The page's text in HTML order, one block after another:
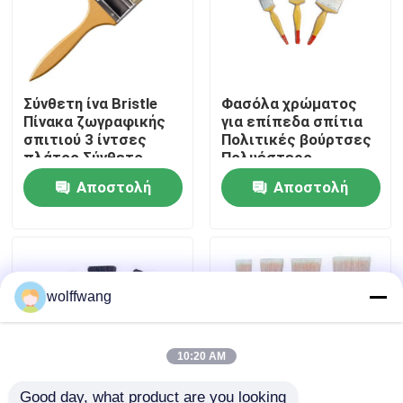
Γύρος εργοστασίων
Ποιοτικός έλεγχος
επαφή
Όλες οι περιπτώσεις
Βούρτσα συνθετικού νήματος
Σύνθετη ίνα Bristle
Πίνακα ζωγραφικής
σπιτιού 3 ίντσες
πλάτος Σύνθετο
υλικό bristle
Σχεδιασμένο για
ομαλά φινίρισμα
Αποστολή
Φασόλα χρώματος
για επίπεδα σπίτια
Πολιτικές βούρτσες
Πολυέστερο
ανθεκτικό
επαγγελματικό
εργαλείο
εμπορικές
Αποστολή
wolffwang
10:20 AM
Good day, what product are you looking